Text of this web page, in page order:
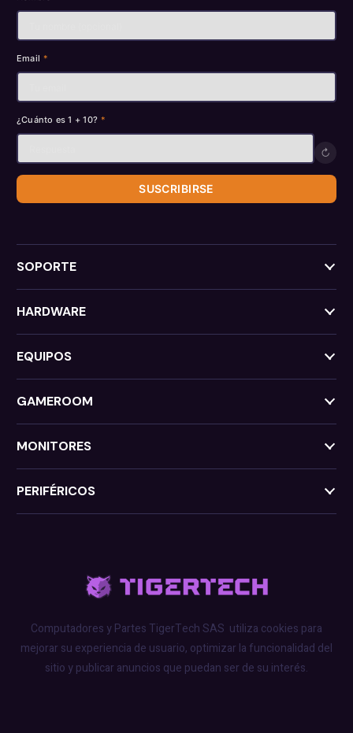
Email *
¿Cuánto es 1 + 10? *
↻
SUSCRIBIRSE
SOPORTE
HARDWARE
EQUIPOS
GAMEROOM
MONITORES
PERIFÉRICOS
Computadores y Partes TigerTech SAS utiliza cookies para
mejorar su experiencia de usuario, optimizar la funcionalidad del
sitio y publicar anuncios que puedan ser de su interés.